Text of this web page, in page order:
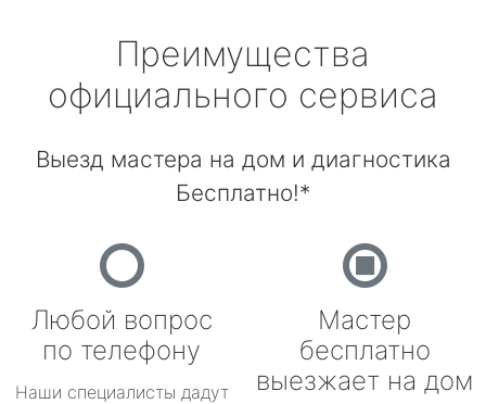
Преимущества
официального сервиса
Выезд мастера на дом и диагностика
Бесплатно!*
Любой вопрос
по телефону
Наши специалисты дадут
Мастер
бесплатно
выезжает на дом